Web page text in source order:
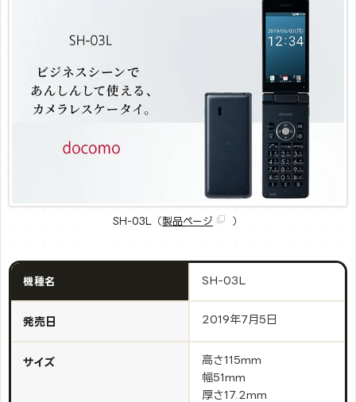
SH-03L（製品ページ ）
機種名 SH-03L
発売日 2019年7月5日
サイズ
高さ115mm
幅51mm
厚さ17.2mm